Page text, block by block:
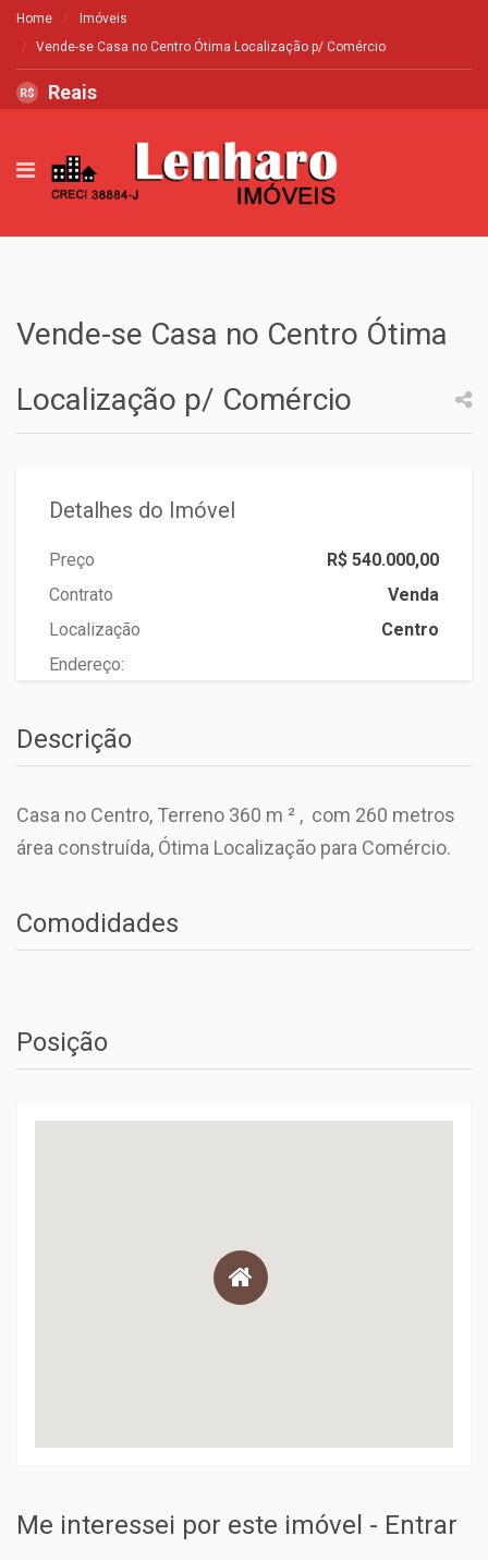
Home
Imóveis
Vende-se Casa no Centro Ótima Localização p/ Comércio
R$ Reais
Vende-se Casa no Centro Ótima
Localização p/ Comércio
Detalhes do Imóvel
Preço
R$ 540.000,00
Contrato
Venda
Localização
Centro
Endereço:
Descrição
Casa no Centro, Terreno 360 m ² , com 260 metros
área construída, Ótima Localização para Comércio.
Comodidades
Posição
Me interessei por este imóvel - Entrar